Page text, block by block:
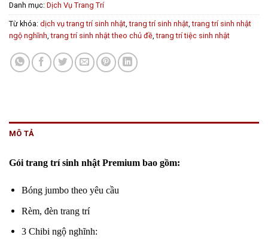
Danh mục: Dịch Vụ Trang Trí
Từ khóa: dịch vụ trang trí sinh nhật,trang trí sinh nhật,trang trí sinh nhật
ngộ nghĩnh,trang trí sinh nhật theo chủ đề,trang trí tiệc sinh nhật
MÔ TẢ
Gói trang trí sinh nhật Premium bao gồm:
Bóng jumbo theo yêu cầu
Rèm, đèn trang trí
3 Chibi ngộ nghĩnh: